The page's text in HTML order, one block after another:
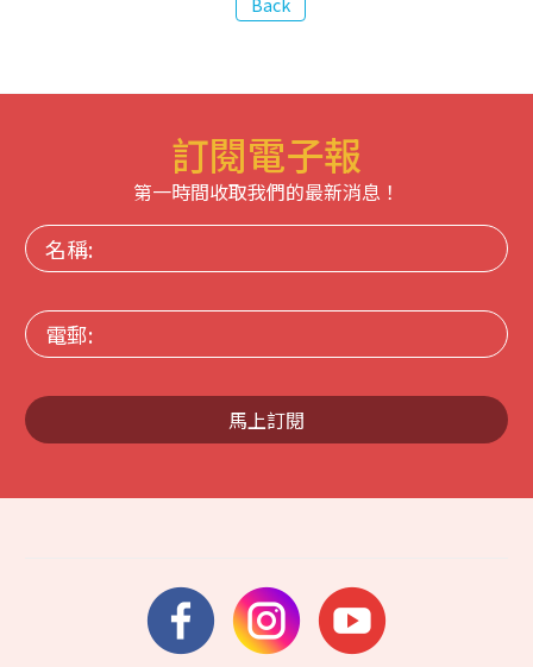
訂閱電子報
第一時間收取我們的最新消息！
名
稱:
電
郵:
馬上訂閱